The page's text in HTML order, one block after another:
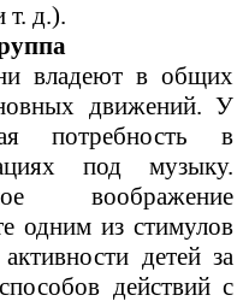
т. д.).
владеют в общих
движений. У
потребность в
под музыку.
воображение
одним из стимулов
детей за
действий с